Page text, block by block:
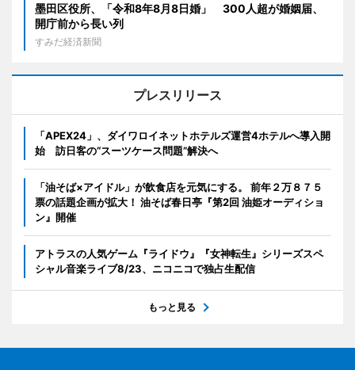
墨田区役所、「令和8年8月8日婚」 300人超が婚姻届、
開庁前から長い列
すみだ経済新聞
プレスリリース
「APEX24」、ダイワロイネットホテルズ運営4ホテルへ導入開
始 訪日客の“スーツケース問題”解決へ
「油そば×アイドル」が飲食店を元気にする。 前年２万８７５
票の話題企画が拡大！ 油そば春日亭『第2回 油姫オーディショ
ン』開催
アトラスの人気ゲーム『ライドウ』『女神転生』シリーズスペ
シャル音楽ライブ8/23、ニコニコで独占生配信
もっと見る